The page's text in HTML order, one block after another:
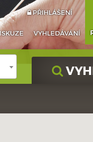
VYHLEDÁVÁNÍ
PŘIHLÁŠENÍ